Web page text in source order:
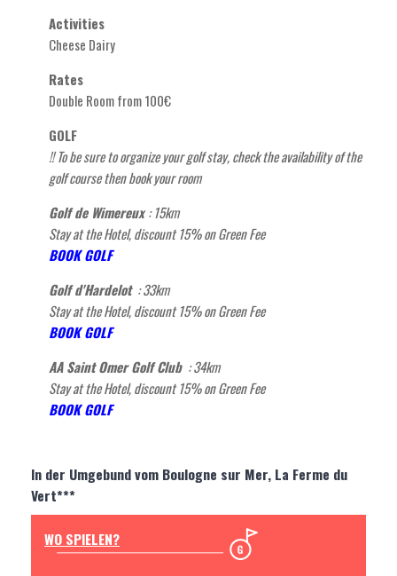
Activities
Cheese Dairy
Rates
Double Room from 100€
GOLF
!! To be sure to organize your golf stay, check the availability of the
golf course then book yourroom
Golf de Wimereux: 15km
Stay at the Hotel, discount 15% on Green Fee
BOOK GOLF
Golf d'Hardelot : 33km
Stay at the Hotel, discount 15% on Green Fee
BOOK GOLF
AA Saint Omer Golf Club : 34km
Stay at the Hotel, discount 15% on Green Fee
BOOK GOLF
In der Umgebund vom Boulogne sur Mer, La Ferme du
Vert***
WO SPIELEN?